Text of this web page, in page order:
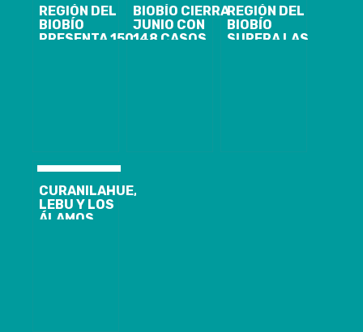
REGIÓN DEL
BIOBÍO
PRESENTA 150
BIOBÍO CIERRA
JUNIO CON
148 CASOS
REGIÓN DEL
BIOBÍO
SUPERA LAS
CURANILAHUE,
LEBU Y LOS
ÁLAMOS